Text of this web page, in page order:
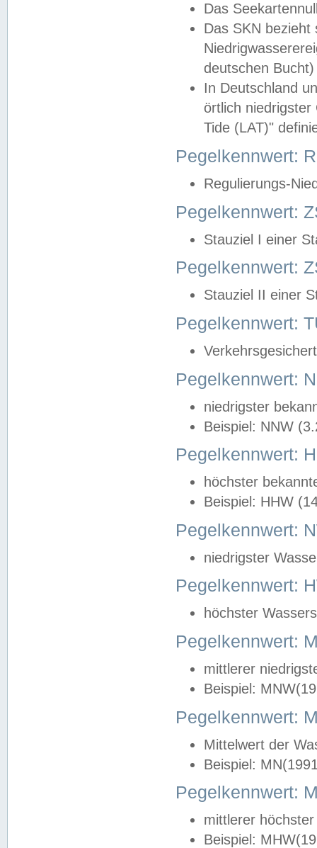
Das
Das SKN
deutschen
In Deutschland
örtlich
Tide (LAT)"
Pegelkennwert:
Regulierungs-
Pegelkennwert:
Stauziel I einer
Pegelkennwert:
Stauziel II einer
Pegelkennwert:
Pegelkennwert:
niedrigster
Beispiel: NNW
Pegelkennwert:
höchster
Beispiel: HHW
Pegelkennwert:
niedrigster
Pegelkennwert:
höchster
Pegelkennwert:
mittlerer
Beispiel:
Pegelkennwert:
Mittelwert der
Beispiel:
Pegelkennwert:
mittlerer
Beispiel: